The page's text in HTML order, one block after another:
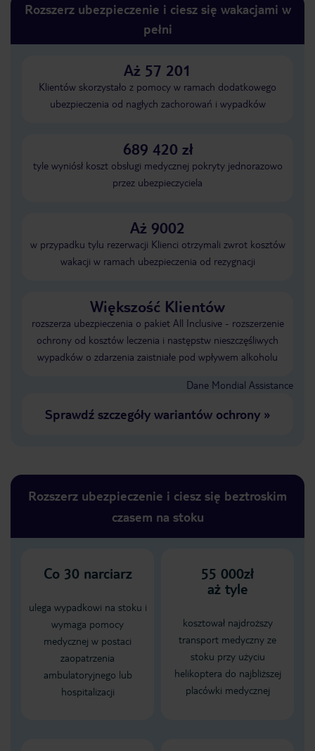
Rozszerz ubezpieczenie i ciesz się wakacjami w
pełni
Aż 57 201
Klientów skorzystało z pomocy w ramach dodatkowego
ubezpieczenia od nagłych zachorowań i wypadków
689 420 zł
tyle wyniósł koszt obsługi medycznej pokryty jednorazowo
przez ubezpieczyciela
Aż 9002
w przypadku tylu rezerwacji Klienci otrzymali zwrot kosztów
wakacji w ramach ubezpieczenia od rezygnacji
Większość Klientów
rozszerza ubezpieczenia o pakiet All Inclusive - rozszerzenie
ochrony od kosztów leczenia i następstw nieszczęśliwych
wypadków o zdarzenia zaistniałe pod wpływem alkoholu
Dane Mondial Assistance
Sprawdź szczegóły wariantów ochrony»
Rozszerz ubezpieczenie i ciesz się beztroskim
czasem na stoku
Co 30 narciarz
ulega wypadkowi na stoku i
wymaga pomocy
medycznej w postaci
zaopatrzenia
ambulatoryjnego lub
hospitalizacji
55 000zł
aż tyle
kosztował najdroższy
transport medyczny ze
stoku przy użyciu
helikoptera do najbliższej
placówki medycznej